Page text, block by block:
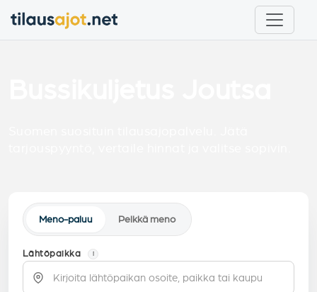
Meno-paluu Pelkkä meno
Lähtöpaikka i